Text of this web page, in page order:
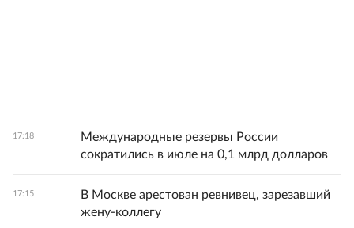
17:18
Международные резервы России
сократились в июле на 0,1 млрд долларов
17:15
В Москве арестован ревнивец, зарезавший
жену-коллегу